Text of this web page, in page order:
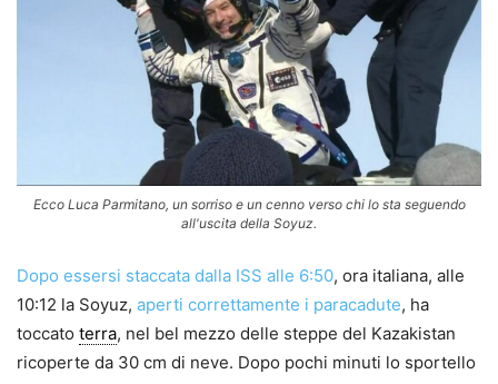
Ecco Luca Parmitano, un sorriso e un cenno verso chi lo sta seguendo
all'uscita della Soyuz.
Dopo essersi staccata dalla ISS alle 6:50, ora italiana, alle
10:12 la Soyuz, aperti correttamente i paracadute, ha
toccato terra, nel bel mezzo delle steppe del Kazakistan
ricoperte da 30 cm di neve. Dopo pochi minuti lo sportello